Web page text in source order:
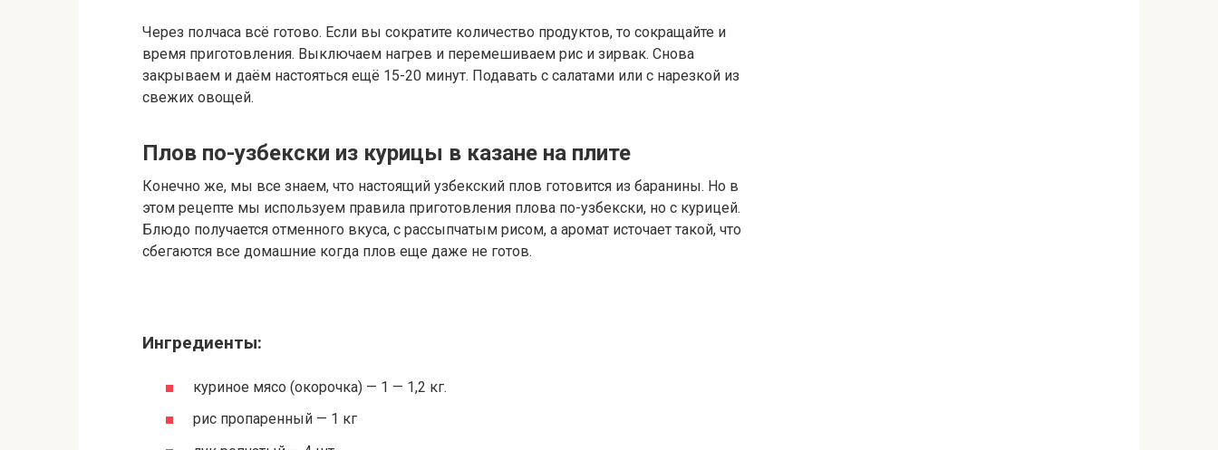
Через полчаса всё готово. Если вы сократите количество продуктов, то сокращайте и
время приготовления. Выключаем нагрев и перемешиваем рис и зирвак. Снова
закрываем и даём настояться ещё 15-20 минут. Подавать с салатами или с нарезкой из
свежих овощей.
Плов по-узбекски из курицы в казане на плите
Конечно же, мы все знаем, что настоящий узбекский плов готовится из баранины. Но в
этом рецепте мы используем правила приготовления плова по-узбекски, но с курицей.
Блюдо получается отменного вкуса, с рассыпчатым рисом, а аромат источает такой, что
сбегаются все домашние когда плов еще даже не готов.
Ингредиенты:
куриное мясо (окорочка) — 1 — 1,2 кг.
рис пропаренный — 1 кг